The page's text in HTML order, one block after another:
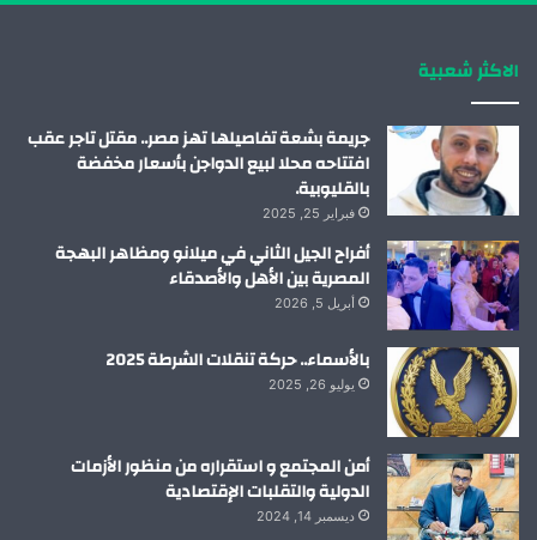
الاكثر شعبية
جريمة بشعة تفاصيلها تهز مصر.. مقتل تاجر عقب
افتتاحه محلا لبيع الدواجن بأسعار مخفضة
بالقليوبية.
فبراير 25, 2025
أفراح الجيل الثاني في ميلانو ومظاهر البهجة
المصرية بين الأهل والأصدقاء
أبريل 5, 2026
بالأسماء.. حركة تنقلات الشرطة 2025
يوليو 26, 2025
أمن المجتمع و استقراره من منظور الأزمات
الدولية والتقلبات الإقتصادية
ديسمبر 14, 2024